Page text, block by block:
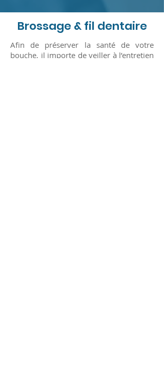
Brossage & fil dentaire
Afin de préserver la santé de votre
bouche, il importe de veiller à l’entretien